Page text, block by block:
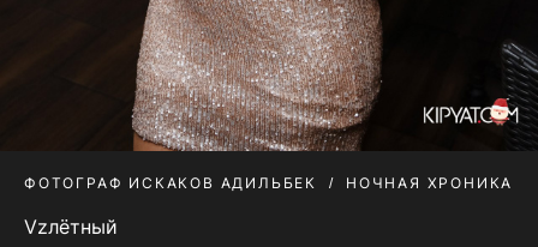
ФОТОГРАФ ИСКАКОВ АДИЛЬБЕК НОЧНАЯ ХРОНИКА
Vzлётный